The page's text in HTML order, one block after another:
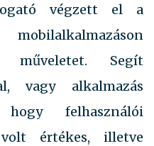
végzett el a
műveletet. Segít
vagy alkalmazás
felhasználói
értékes, illetve